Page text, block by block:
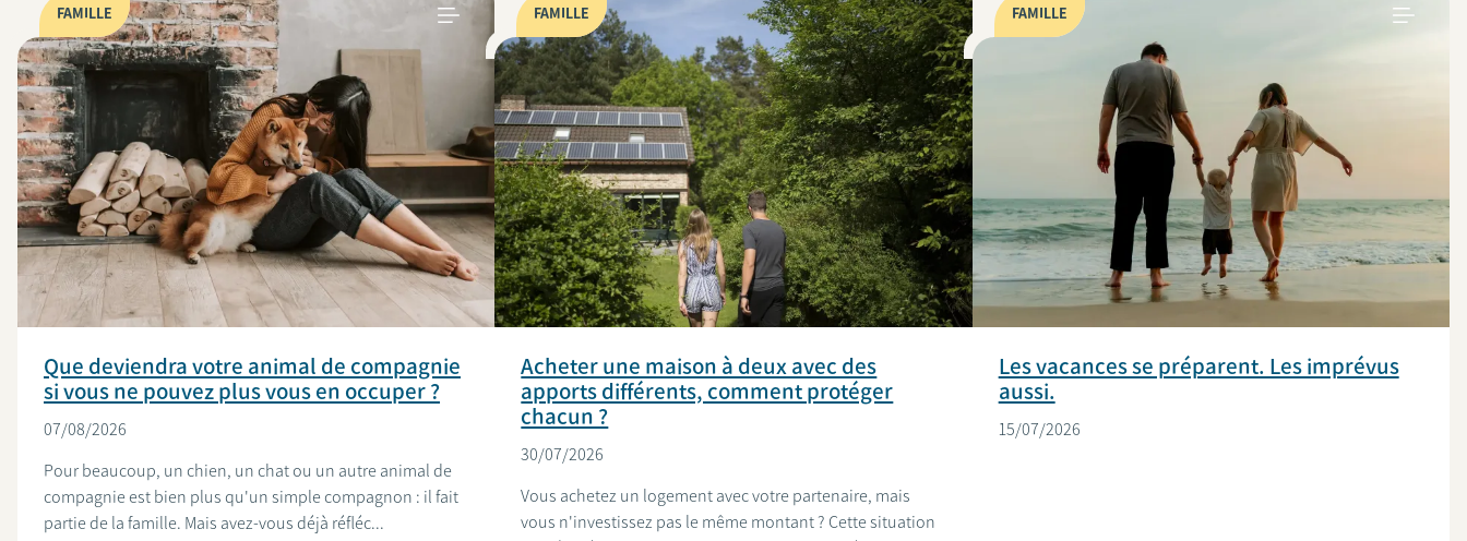
FAMILLE
Que deviendra votre animal de compagnie
si vous ne pouvez plus vous en occuper ?
07/08/2026
Pour beaucoup, un chien, un chat ou un autre animal de
compagnie est bien plus qu'un simple compagnon : il fait
partie de la famille. Mais avez-vous déjà réfléc...
FAMILLE
Acheter une maison à deux avec des
apports différents, comment protéger
chacun ?
30/07/2026
Vous achetez un logement avec votre partenaire, mais
vous n'investissez pas le même montant ? Cette situation
FAMILLE
Les vacances se préparent. Les imprévus
aussi.
15/07/2026